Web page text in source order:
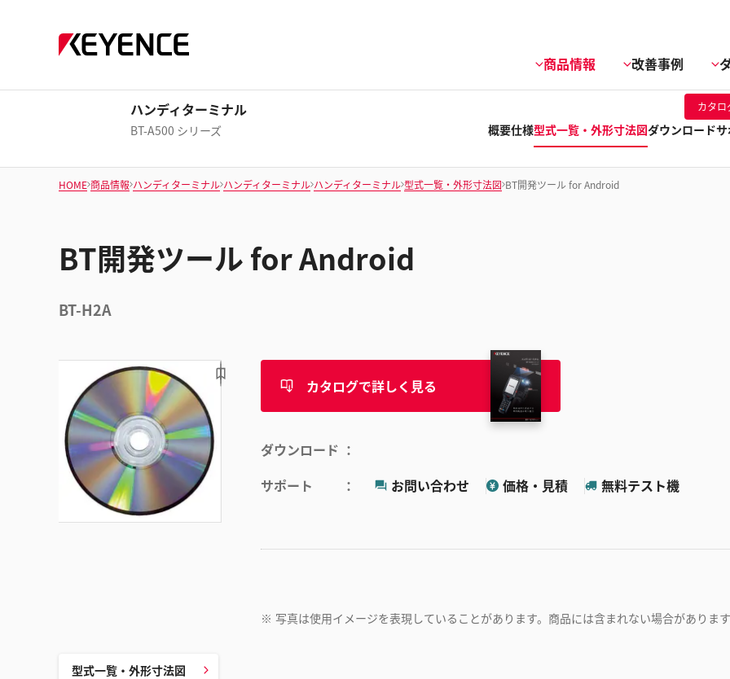
商品情報 改善事例
ハンディターミナル
BT-A500 シリーズ
カタロ
概要仕様型式一覧・外形寸法図ダウンロード
HOME 商品情報 ハンディターミナル ハンディターミナル ハンディターミナル 型式一覧・外形寸法図 BT開発ツール for Android
BT開発ツール for Android
BT-H2A
カタログで詳しく見る
ダウンロード
サポート
お問い合わせ 価格・見積 無料テスト機
※ 写真は使用イメージを表現していることがあります。商品には含まれない場合がありま
型式一覧・外形寸法図